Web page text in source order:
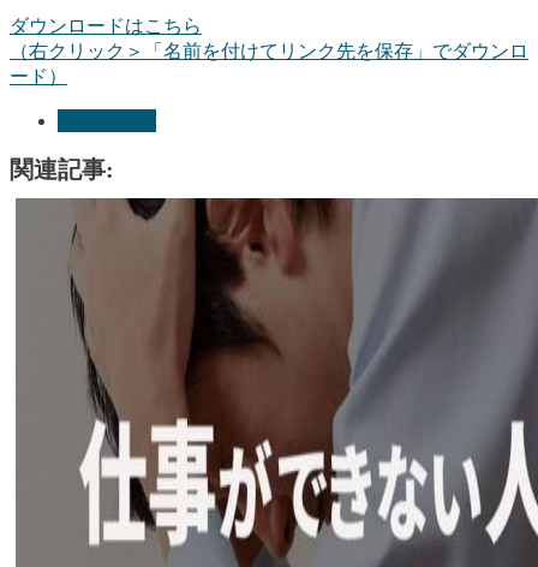
ダウンロードはこちら
（右クリック＞「名前を付けてリンク先を保存」でダウンロ
ード）
関連記事: